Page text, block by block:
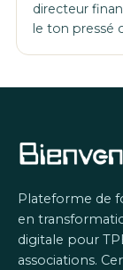
directeur
le ton pressé
Plateforme de
en
digitale pour
associations.